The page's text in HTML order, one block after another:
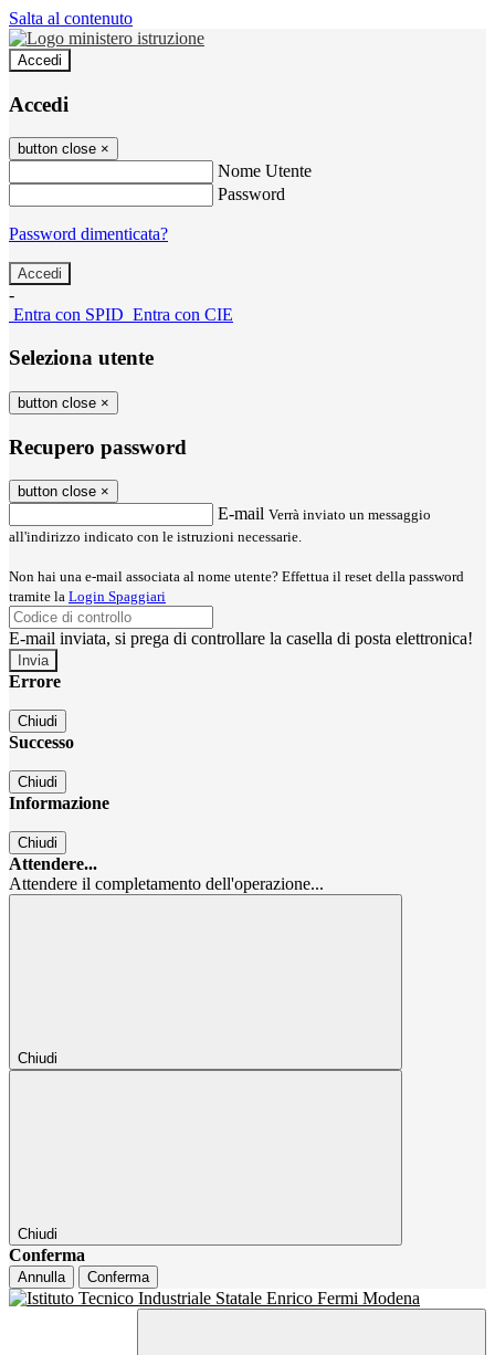
Salta al contenuto
Accedi
Accedi
button close ×
Nome Utente
Password
Password dimenticata?
-
Entra con SPID Entra con CIE
Seleziona utente
button close ×
Recupero password
button close ×
E-mail Verrà inviato un messaggio
all'indirizzo indicato con le istruzioni necessarie.
Non hai una e-mail associata al nome utente? Effettua il reset della password
tramite la Login Spaggiari
E-mail inviata, si prega di controllare la casella di posta elettronica!
Errore
Chiudi
Successo
Chiudi
Informazione
Chiudi
Attendere...
Attendere il completamento dell'operazione...
Chiudi
Chiudi
Conferma
Annulla Conferma